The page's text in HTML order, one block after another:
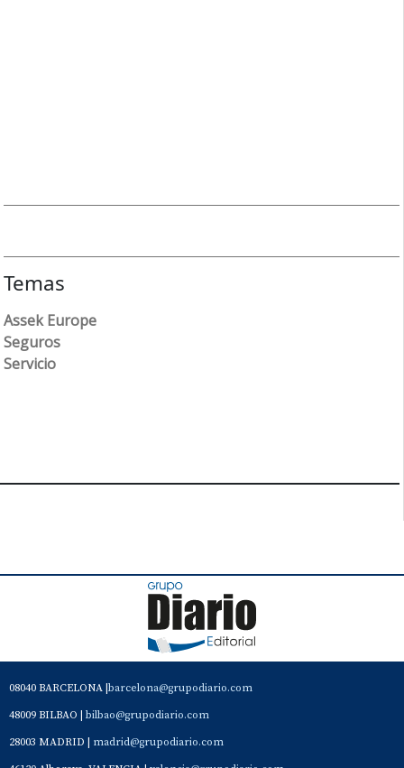
Temas
Assek Europe
Seguros
Servicio
08040 BARCELONA | barcelona@grupodiario.com
48009 BILBAO | bilbao@grupodiario.com
28003 MADRID | madrid@grupodiario.com